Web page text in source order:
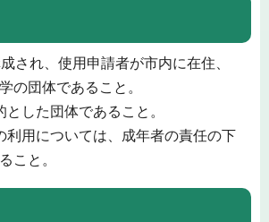
され、使用申請者が市内に在住、
の団体であること。
した団体であること。
利用については、成年者の責任の下
こと。